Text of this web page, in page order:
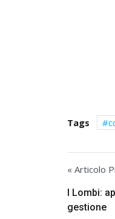
Tags
« Articolo
I Lombi:
gestione